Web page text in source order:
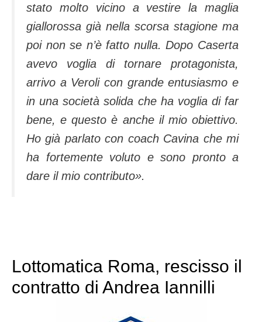
stato molto vicino a vestire la maglia
giallorossa già nella scorsa stagione ma
poi non se n’è fatto nulla. Dopo Caserta
avevo voglia di tornare protagonista,
arrivo a Veroli con grande entusiasmo e
in una società solida che ha voglia di far
bene, e questo è anche il mio obiettivo.
Ho già parlato con coach Cavina che mi
ha fortemente voluto e sono pronto a
dare il mio contributo».
Lottomatica Roma, rescisso il
contratto di Andrea Iannilli